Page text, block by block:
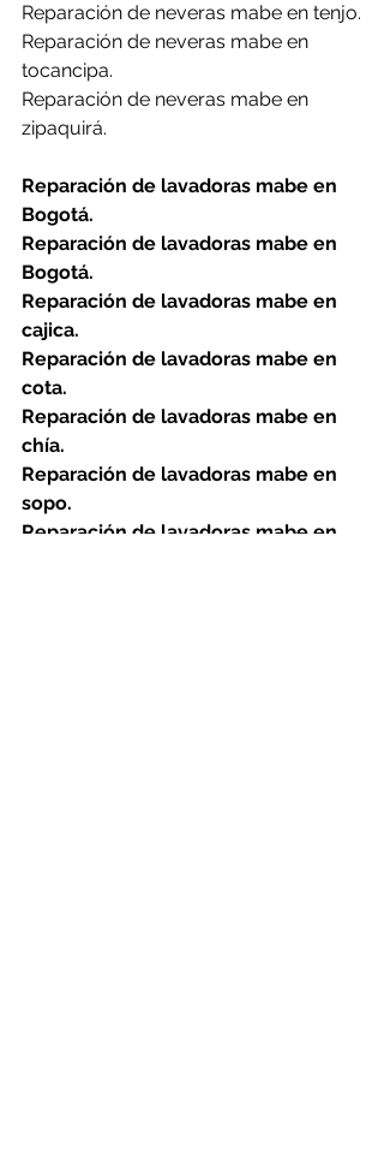
Reparación de neveras mabe en tenjo.
Reparación de neveras mabe en
tocancipa.
Reparación de neveras mabe en
zipaquirá.
Reparación de lavadoras mabe en
Bogotá.
Reparación de lavadoras mabe en
Bogotá.
Reparación de lavadoras mabe en
cajica.
Reparación de lavadoras mabe en
cota.
Reparación de lavadoras mabe en
chía.
Reparación de lavadoras mabe en
sopo.
Reparación de lavadoras mabe en